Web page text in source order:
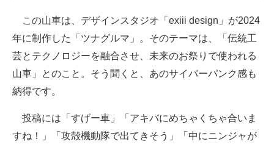
この山車は、デザインスタジオ「exiii design」が2024
年に制作した「ツナグルマ」。そのテーマは、「伝統工
芸とテクノロジーを融合させ、未来のお祭りで使われる
山車」とのこと。そう聞くと、あのサイバーパンク感も
納得です。
投稿には「すげー車」「アキバにめちゃくちゃ合いま
すね！」「攻殻機動隊で出てきそう」「中にニンジャが